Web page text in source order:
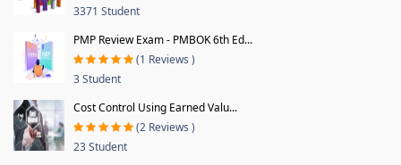
3371 Student
PMP Review Exam - PMBOK 6th Ed...
(1 Reviews )
3 Student
Cost Control Using Earned Valu...
(2 Reviews )
23 Student